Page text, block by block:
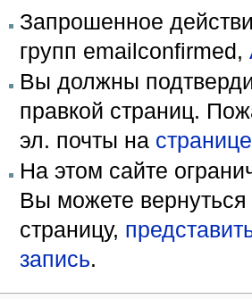
Запрошенное
групп emailconfirmed,
Вы должны
правкой страниц.
эл. почты на
На этом сайте
Вы можете
страницу,
запись.